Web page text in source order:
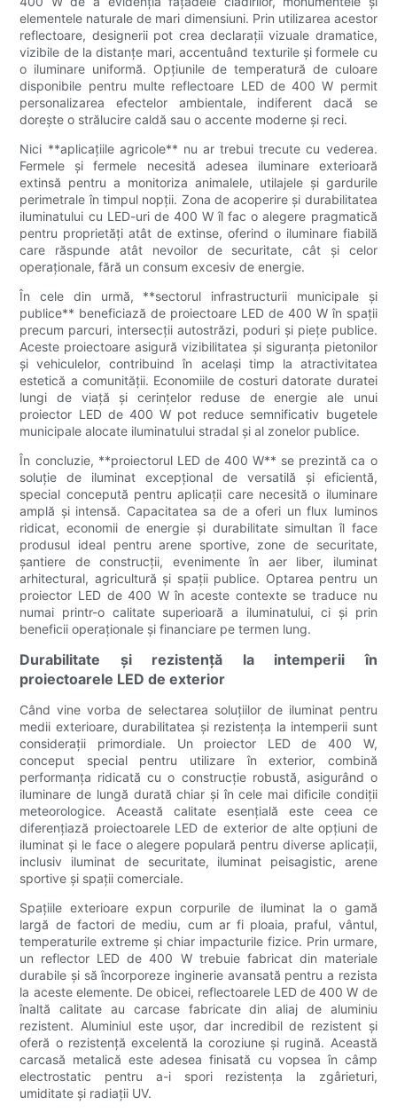
elementele naturale de mari dimensiuni. Prin utilizarea acestor
reflectoare, designerii pot crea declarații vizuale dramatice,
vizibile de la distanțe mari, accentuând texturile și formele cu
o iluminare uniformă. Opțiunile de temperatură de culoare
disponibile pentru multe reflectoare LED de 400 W permit
personalizarea efectelor ambientale, indiferent dacă se
dorește o strălucire caldă sau o accente moderne și reci.
Nici **aplicațiile agricole** nu ar trebui trecute cu vederea.
Fermele și fermele necesită adesea iluminare exterioară
extinsă pentru a monitoriza animalele, utilajele și gardurile
perimetrale în timpul nopții. Zona de acoperire și durabilitatea
iluminatului cu LED-uri de 400 W îl fac o alegere pragmatică
pentru proprietăți atât de extinse, oferind o iluminare fiabilă
care răspunde atât nevoilor de securitate, cât și celor
operaționale, fără un consum excesiv de energie.
În cele din urmă, **sectorul infrastructurii municipale și
publice** beneficiază de proiectoare LED de 400 W în spații
precum parcuri, intersecții autostrăzi, poduri și piețe publice.
Aceste proiectoare asigură vizibilitatea și siguranța pietonilor
și vehiculelor, contribuind în același timp la atractivitatea
estetică a comunității. Economiile de costuri datorate duratei
lungi de viață și cerințelor reduse de energie ale unui
proiector LED de 400 W pot reduce semnificativ bugetele
municipale alocate iluminatului stradal și al zonelor publice.
În concluzie, **proiectorul LED de 400 W** se prezintă ca o
soluție de iluminat excepțional de versatilă și eficientă,
special concepută pentru aplicații care necesită o iluminare
amplă și intensă. Capacitatea sa de a oferi un flux luminos
ridicat, economii de energie și durabilitate simultan îl face
produsul ideal pentru arene sportive, zone de securitate,
șantiere de construcții, evenimente în aer liber, iluminat
arhitectural, agricultură și spații publice. Optarea pentru un
proiector LED de 400 W în aceste contexte se traduce nu
numai printr-o calitate superioară a iluminatului, ci și prin
beneficii operaționale și financiare pe termen lung.
Durabilitate și rezistență la intemperii în
proiectoarele LED de exterior
Când vine vorba de selectarea soluțiilor de iluminat pentru
medii exterioare, durabilitatea și rezistența la intemperii sunt
considerații primordiale. Un proiector LED de 400 W,
conceput special pentru utilizare în exterior, combină
performanța ridicată cu o construcție robustă, asigurând o
iluminare de lungă durată chiar și în cele mai dificile condiții
meteorologice. Această calitate esențială este ceea ce
diferențiază proiectoarele LED de exterior de alte opțiuni de
iluminat și le face o alegere populară pentru diverse aplicații,
inclusiv iluminat de securitate, iluminat peisagistic, arene
sportive și spații comerciale.
Spațiile exterioare expun corpurile de iluminat la o gamă
largă de factori de mediu, cum ar fi ploaia, praful, vântul,
temperaturile extreme și chiar impacturile fizice. Prin urmare,
un reflector LED de 400 W trebuie fabricat din materiale
durabile și să încorporeze inginerie avansată pentru a rezista
la aceste elemente. De obicei, reflectoarele LED de 400 W de
înaltă calitate au carcase fabricate din aliaj de aluminiu
rezistent. Aluminiul este ușor, dar incredibil de rezistent și
oferă o rezistență excelentă la coroziune și rugină. Această
carcasă metalică este adesea finisată cu vopsea în câmp
electrostatic pentru a-i spori rezistența la zgârieturi,
umiditate și radiații UV.